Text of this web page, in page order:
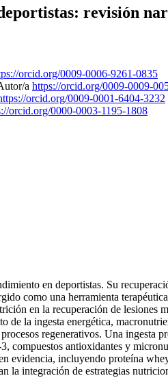
revisión
orcid.org/0009-0006-9261-0835
a https://orcid.org/0009-0009-
orcid.org/0009-0001-6404-3232
orcid.org/0000-0003-1195-1808
en deportistas. Su
como una herramienta
en la recuperación de lesiones
de la ingesta energética,
regenerativos. Una ingesta
compuestos antioxidantes y
evidencia, incluyendo proteína
la integración de estrategias